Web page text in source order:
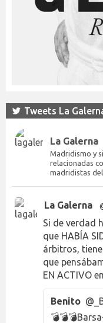
Tweets La
La Galerna
Madridismo y
relacionadas
madridistas
La Galerna
Si de verdad
que HABÍA
árbitros,
que
EN ACTIVO
Benito